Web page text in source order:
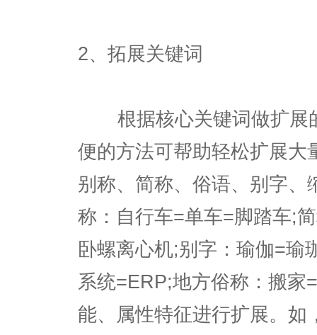
2、拓展关键词
根据核心关键词做扩展
便的方法可帮助轻松扩展大
别称、简称、俗语、别字、
称：自行车=单车=脚踏车;
卧螺离心机;别字：瑜伽=瑜
系统=ERP;地方俗称：搬家
能、属性特征进行扩展。如